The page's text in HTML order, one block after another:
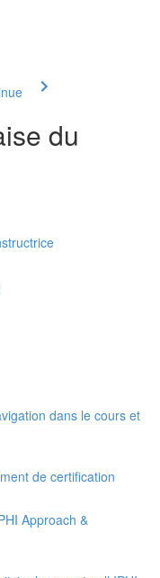
du
dans le cours et
de certification
Approach &